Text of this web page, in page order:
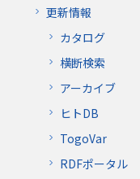
更新情報
カタログ
横断検索
アーカイブ
ヒトDB
TogoVar
RDFポータル